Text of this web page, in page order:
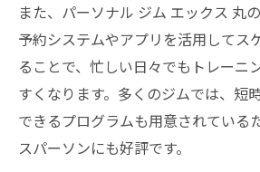
また、パーソナル ジム エックス 丸
予約システムやアプリを活用してス
ることで、忙しい日々でもトレーニ
すくなります。多くのジムでは、短
できるプログラムも用意されている
スパーソンにも好評です。